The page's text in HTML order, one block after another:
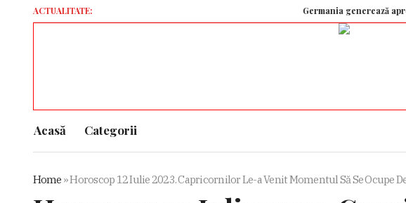
ACTUALITATE: Germania generează aproape
Acasă Categorii
Home »Horoscop 12 Iulie 2023. Capricornilor Le-a Venit Momentul Să Se Ocupe